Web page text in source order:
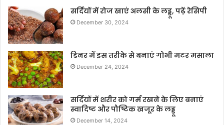
सर्दियों में रोज खाएं अलसी के लड्डू, पढ़ें रेसिपी
December 30, 2024
डिनर में इस तरीके से बनाएं गोभी मटर मसाला
December 24, 2024
सर्दियों में शरीर को गर्म रखने के लिए बनाएं
स्वादिष्ट और पौष्टिक खजूर के लड्डू
December 14, 2024